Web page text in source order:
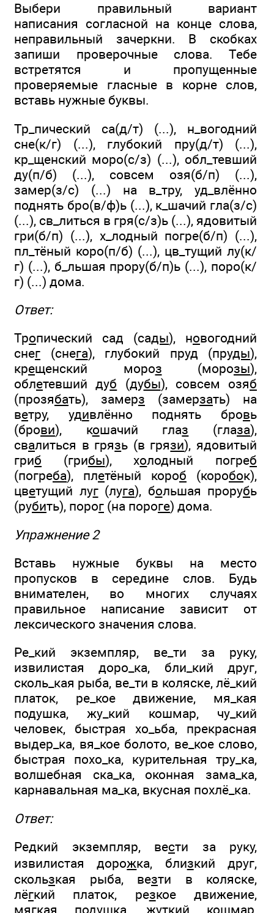
Выбери правильный вариант
написания согласной на конце слова,
неправильный зачеркни. В скобках
запиши проверочные слова. Тебе
встретятся и пропущенные
проверяемые гласные в корне слов,
вставь нужные буквы.
Тр_пический са(д/т) (...), н_вогодний
сне(к/г) (...), глубокий пру(д/т) (...),
кр_щенский моро(с/з) (...), обл_тевший
ду(п/б) (...), совсем озя(б/п) (...),
замер(з/с) (...) на в_тру, уд_влённо
поднять бро(в/ф)ь (...), к_шачий гла(з/с)
(...), св_литься в гря(с/з)ь (...), ядовитый
гри(б/п) (...), х_лодный погре(б/п) (...),
пл_тёный коро(п/б) (...), цв_тущий лу(к/
г) (...), б_льшая прору(б/п)ь (...), поро(к/
г) (...) дома.
Ответ:
Тропический сад (сады), новогодний
снег (снега), глубокий пруд (пруды),
крещенский мороз (морозы),
облетевший дуб (дубы), совсем озяб
(прозябать), замерз (замерзать) на
ветру, удивлённо поднять бровь
(брови), кошачий глаз (глаза),
свалиться в грязь (в грязи), ядовитый
гриб (грибы), холодный погреб
(погреба), плетёный короб (коробок),
цветущий луг(луга), большая прорубь
(рубить), порог (на пороге) дома.
Упражнение 2
Вставь нужные буквы на место
пропусков в середине слов. Будь
внимателен, во многих случаях
правильное написание зависит от
лексического значения слова.
Ре_кий экземпляр, ве_ти за руку,
извилистая доро_ка, бли_кий друг,
сколь_кая рыба, ве_ти в коляске, лё_кий
платок, ре_кое движение, мя_кая
подушка, жу_кий кошмар, чу_кий
человек, быстрая хо_ьба, прекрасная
выдер_ка, вя_кое болото, ве_кое слово,
быстрая похо_ка, курительная тру_ка,
волшебная ска_ка, оконная зама_ка,
карнавальная ма_ка, вкусная похлё_ка.
Ответ:
Редкий экземпляр, вести за руку,
извилистая дорожка, близкий друг,
скользкая рыба, везти в коляске,
лёгкий платок, резкое движение,
мягкая подушка, жуткий кошмар,